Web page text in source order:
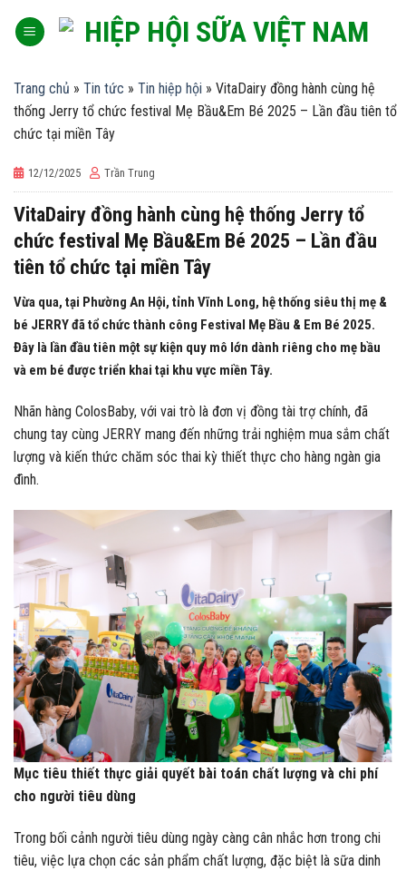
Trang chủ » Tin tức » Tin hiệp hội » VitaDairy đồng hành cùng hệ
thống Jerry tổ chức festival Mẹ Bầu&Em Bé 2025 – Lần đầu tiên tổ
chức tại miền Tây
12/12/2025 Trần Trung
VitaDairy đồng hành cùng hệ thống Jerry tổ
chức festival Mẹ Bầu&Em Bé 2025 – Lần đầu
tiên tổ chức tại miền Tây
Vừa qua, tại Phường An Hội, tỉnh Vĩnh Long, hệ thống siêu thị mẹ &
bé JERRY đã tổ chức thành công Festival Mẹ Bầu & Em Bé 2025.
Đây là lần đầu tiên một sự kiện quy mô lớn dành riêng cho mẹ bầu
và em bé được triển khai tại khu vực miền Tây.
Nhãn hàng ColosBaby, với vai trò là đơn vị đồng tài trợ chính, đã
chung tay cùng JERRY mang đến những trải nghiệm mua sắm chất
lượng và kiến thức chăm sóc thai kỳ thiết thực cho hàng ngàn gia
đình.
Mục tiêu thiết thực giải quyết bài toán chất lượng và chi phí
cho người tiêu dùng
Trong bối cảnh người tiêu dùng ngày càng cân nhắc hơn trong chi
tiêu, việc lựa chọn các sản phẩm chất lượng, đặc biệt là sữa dinh